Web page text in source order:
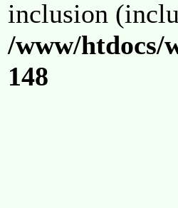
inclusion
/www/htdocs/
148